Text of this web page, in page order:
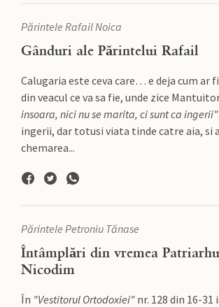
Părintele Rafail Noica
Gânduri ale Părintelui Rafail
Calugaria este ceva care… e deja cum ar
din veacul ce va sa fie, unde zice
insoara, nici nu se marita, ci sunt ca ingerii"
ingerii, dar totusi viata tinde catre aia, si
chemarea...
Părintele Petroniu Tănase
Întâmplări din vremea
Nicodim
În "Vestitorul Ortodoxiei" nr. 128 din 16-31